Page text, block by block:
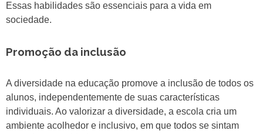
Essas habilidades são essenciais para a vida em
sociedade.
Promoção da inclusão
A diversidade na educação promove a inclusão de todos os
alunos, independentemente de suas características
individuais. Ao valorizar a diversidade, a escola cria um
ambiente acolhedor e inclusivo, em que todos se sintam